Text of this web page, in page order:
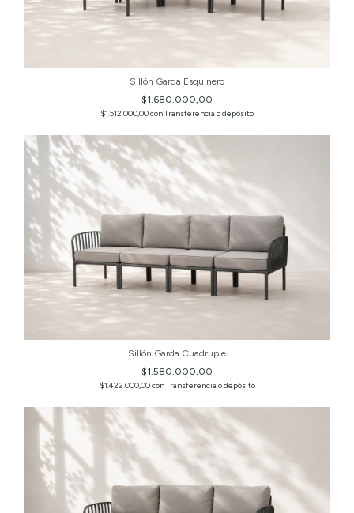
Sillón Garda Esquinero
$1.680.000,00
$1.512.000,00conTransferencia o depósito
Sillón Garda Cuadruple
$1.580.000,00
$1.422.000,00conTransferencia o depósito